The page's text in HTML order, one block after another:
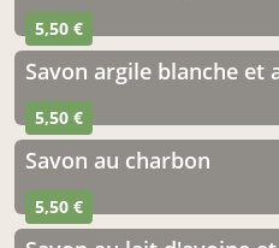
5,50 €
savon argile blanche et
5,50 €
savon au charbon
5,50 €